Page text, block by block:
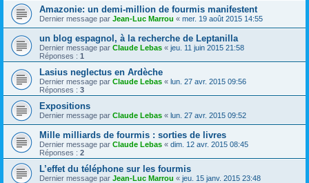
Amazonie: un demi-million de fourmis manifestent
Dernier message par Jean-Luc Marrou « mer. 19 août 2015 14:55
un blog espagnol, à la recherche de Leptanilla
Dernier message par Claude Lebas « jeu. 11 juin 2015 21:58
Réponses : 1
Lasius neglectus en Ardèche
Dernier message par Claude Lebas « lun. 27 avr. 2015 09:56
Réponses : 3
Expositions
Dernier message par Claude Lebas « lun. 27 avr. 2015 09:52
Mille milliards de fourmis : sorties de livres
Dernier message par Claude Lebas « dim. 12 avr. 2015 08:45
Réponses : 2
L’effet du téléphone sur les fourmis
Dernier message par Jean-Luc Marrou « jeu. 15 janv. 2015 23:48